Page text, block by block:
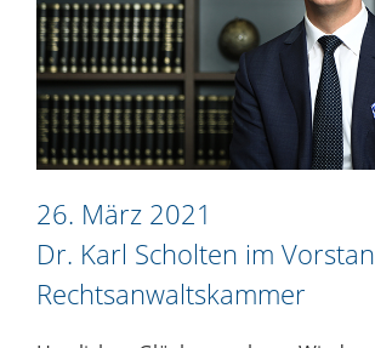
26. März 2021
Dr. Karl Scholten im
Rechtsanwaltskammer